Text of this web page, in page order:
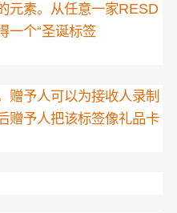
元素。从任意一家RESD
一个“圣诞标签
赠予人可以为接收人录制
赠予人把该标签像礼品卡